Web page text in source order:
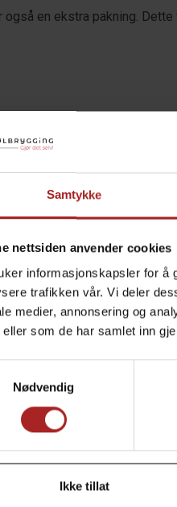
Samtykke
nettsiden anvender cookies
informasjonskapsler for å
trafikken vår. Vi deler
medier, annonsering og
eller som de har samlet inn
Nødvendig
Ikke tillat
også en ekstra pakning.
1.5" til 1/2" BSP han overgang Tri-Clamp
BSP Male
1/2"